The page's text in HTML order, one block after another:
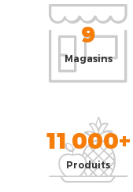
9
Magasins
11 000+
Produits